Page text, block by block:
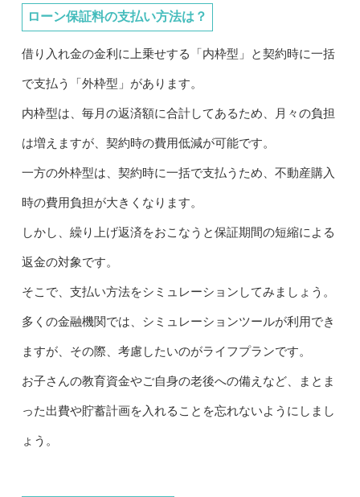
ローン保証料の支払い方法は？
借り入れ金の金利に上乗せする「内枠型」と契約時に一括
で支払う「外枠型」があります。
内枠型は、毎月の返済額に合計してあるため、月々の負担
は増えますが、契約時の費用低減が可能です。
一方の外枠型は、契約時に一括で支払うため、不動産購入
時の費用負担が大きくなります。
しかし、繰り上げ返済をおこなうと保証期間の短縮による
返金の対象です。
そこで、支払い方法をシミュレーションしてみましょう。
多くの金融機関では、シミュレーションツールが利用でき
ますが、その際、考慮したいのがライフプランです。
お子さんの教育資金やご自身の老後への備えなど、まとま
った出費や貯蓄計画を入れることを忘れないようにしまし
ょう。